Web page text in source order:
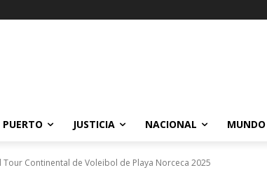
PUERTO JUSTICIA NACIONAL MUNDO
Continental de Voleibol de Playa Norceca 2025